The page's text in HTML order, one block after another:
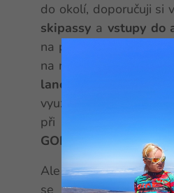
do okolí, doporučuji si
skipassy a vstupy do
na partnerská lyžařská
na něj nabít kredit a
lanovku
využijete jako další
při první návštěvě
GOPASSje možno
Ale zpět khotelu
se nacházípřímo u